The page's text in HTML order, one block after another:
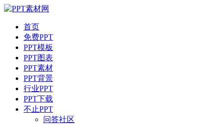
首页
免费PPT
PPT模板
PPT图表
PPT素材
PPT背景
行业PPT
PPT下载
不止PPT
问答社区